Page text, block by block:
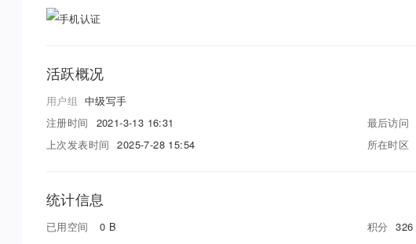
活跃概况
用户组 中级写手
注册时间
2021-3-13 16:31 最后访问
上次发表时间
2025-7-28 15:54 所在时区
统计信息
已用空间 0 B 积分 326